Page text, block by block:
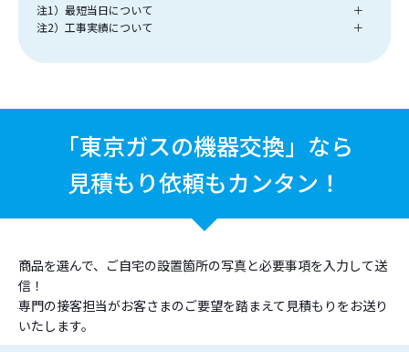
注1）最短当日について
＋
注2）工事実績について
＋
「東京ガスの機器交換」なら
見積もり依頼もカンタン！
商品を選んで、ご自宅の設置箇所の写真と必要事項を入力して送
信！
専門の接客担当がお客さまのご要望を踏まえて見積もりをお送り
いたします。